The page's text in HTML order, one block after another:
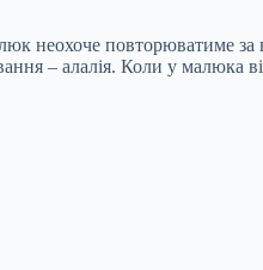
неохоче повторюватиме за
– алалія. Коли у малюка